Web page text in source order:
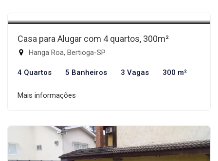
Casa para Alugar com 4 quartos, 300m²
Hanga Roa, Bertioga-SP
4 Quartos 5 Banheiros 3 Vagas 300 m²
Mais informações